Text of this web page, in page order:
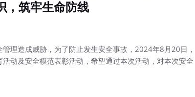
，筑牢生命防线
理造成威胁，为了防止发生安全事故，2024年8月20日，
动及安全模范表彰活动，希望通过本次活动，对本次安全